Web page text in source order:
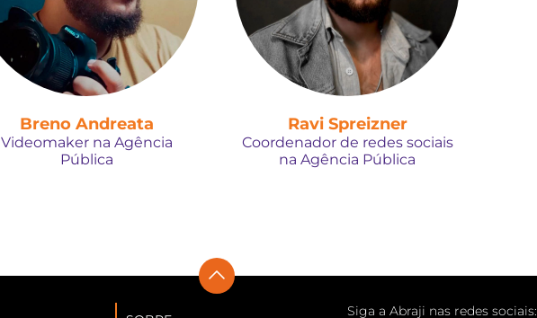
Breno Andreata
Videomaker na Agência
Pública
Ravi Spreizner
Coordenador de redes sociais
na Agência Pública
Siga a Abraji nas redes sociais: